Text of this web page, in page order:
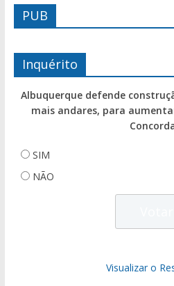
PUB
Inquérito
Albuquerque defende
mais andares, para
SIM
NÃO
Visualizar o